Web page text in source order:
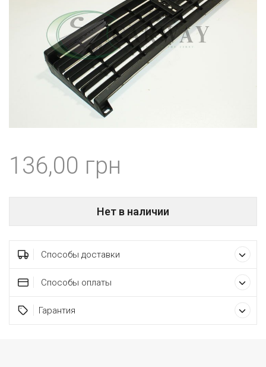
136,00
Нет в наличии
Способы доставки
Способы оплаты
Гарантия